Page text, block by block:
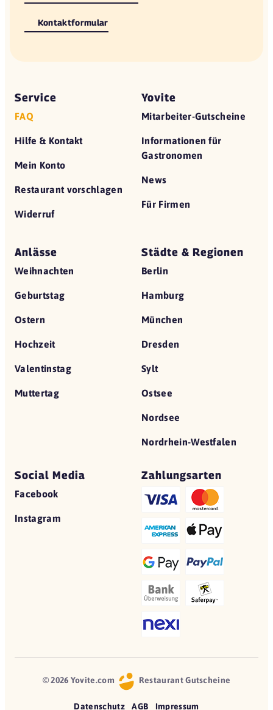
Kontaktformular
Service
FAQ
Hilfe & Kontakt
Mein Konto
Restaurant vorschlagen
Widerruf
Yovite
Mitarbeiter-Gutscheine
Informationen für
Gastronomen
News
Für Firmen
Anlässe
Weihnachten
Geburtstag
Ostern
Hochzeit
Valentinstag
Muttertag
Städte & Regionen
Berlin
Hamburg
München
Dresden
Sylt
Ostsee
Nordsee
Nordrhein-Westfalen
Social Media
Facebook
Instagram
Zahlungsarten
© 2026 Yovite.com Restaurant Gutscheine
Datenschutz AGB Impressum